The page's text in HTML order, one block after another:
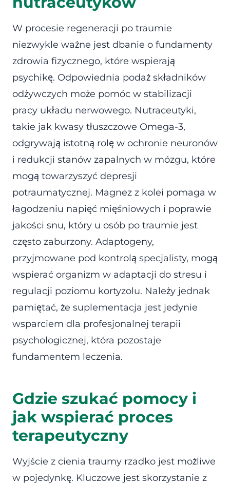
W procesie regeneracji po traumie
niezwykle ważne jest dbanie o fundamenty
zdrowia fizycznego, które wspierają
psychikę. Odpowiednia podaż składników
odżywczych może pomóc w stabilizacji
pracy układu nerwowego. Nutraceutyki,
takie jak kwasy tłuszczowe Omega-3,
odgrywają istotną rolę w ochronie neuronów
i redukcji stanów zapalnych w mózgu, które
mogą towarzyszyć depresji
potraumatycznej. Magnez z kolei pomaga w
łagodzeniu napięć mięśniowych i poprawie
jakości snu, który u osób po traumie jest
często zaburzony. Adaptogeny,
przyjmowane pod kontrolą specjalisty, mogą
wspierać organizm w adaptacji do stresu i
regulacji poziomu kortyzolu. Należy jednak
pamiętać, że suplementacja jest jedynie
wsparciem dla profesjonalnej terapii
psychologicznej, która pozostaje
fundamentem leczenia.
Gdzie szukać pomocy i
jak wspierać proces
terapeutyczny
Wyjście z cienia traumy rzadko jest możliwe
w pojedynkę. Kluczowe jest skorzystanie z